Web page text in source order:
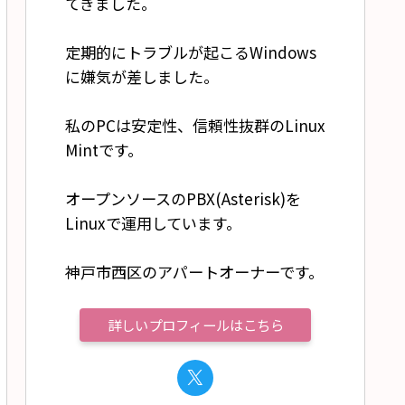
定期的にトラブルが起こるWindows
に嫌気が差しました。
私のPCは安定性、信頼性抜群のLinux
Mintです。
オープンソースのPBX(Asterisk)を
Linuxで運用しています。
神戸市西区のアパートオーナーです。
詳しいプロフィールはこちら